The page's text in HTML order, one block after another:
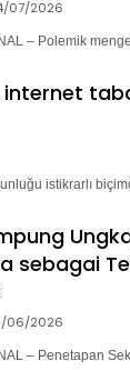
07/2026
– Polemik
istikrarlı
sebagai
06/2026
– Penetapan